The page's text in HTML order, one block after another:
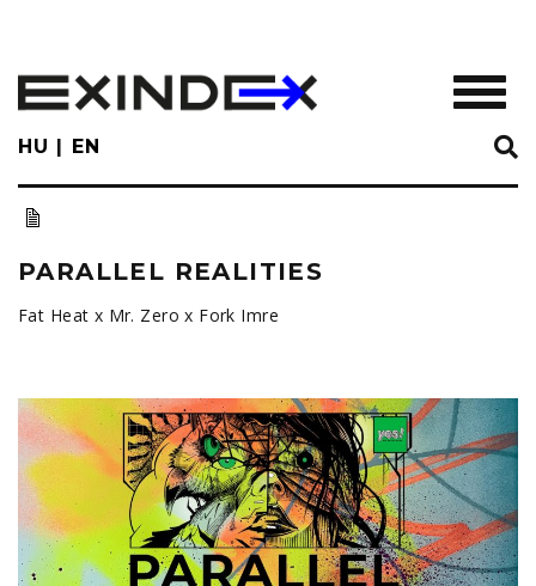
main
content
HU EN
PARALLEL REALITIES
Fat Heat x Mr. Zero x Fork Imre